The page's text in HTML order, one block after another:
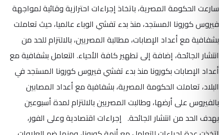
سارعت الحكومة المصرية، باتخاذ إجراءات احترازية وقائية لمواجهة
فيروس كورونا المستجد، منذ بدء تفشي الوباء عالميا، حيث تعاملت
بشفافية مع أعداد الإصابات، مطالبة المصريين، بالالتزام للحد من
انتشار الجائحة، إضافة إلى تطهير كافة الأحياء. التعامل بشفافية مع
أعداد الإصابات بكورونا منذ بدء تفشي فيروس كورونا المستجد في
البلاد، تعاملت الحكومة المصرية، بشفافية مع أعداد المصابين
بالفيروس على أرضها، وطالبت المصريين بالالتزام لمدة أسبوعين
بهدف الحد من انتشار الجائحة. إجراءات اقتصادية وعلى الفور،